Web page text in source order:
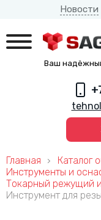
Новости
Ваш
Главная
Каталог
Инструменты и
Токарный режущий
Инструмент для